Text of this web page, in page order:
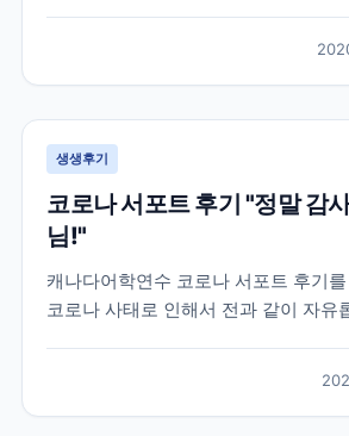
이 한국으로 귀국하기 위해 이용해야
공항까지 이동조차 어려워 지던 상황
급...
생생후기
코로나 서포트 후기 "정말 감
님!"
캐나다어학연수 코로나 서포트 후기
코로나 사태로 인해서 전과 같이 자유
을 위해 선생님과 학생들이 화상으로
강의로 대체되었는데요. 학원 직원분